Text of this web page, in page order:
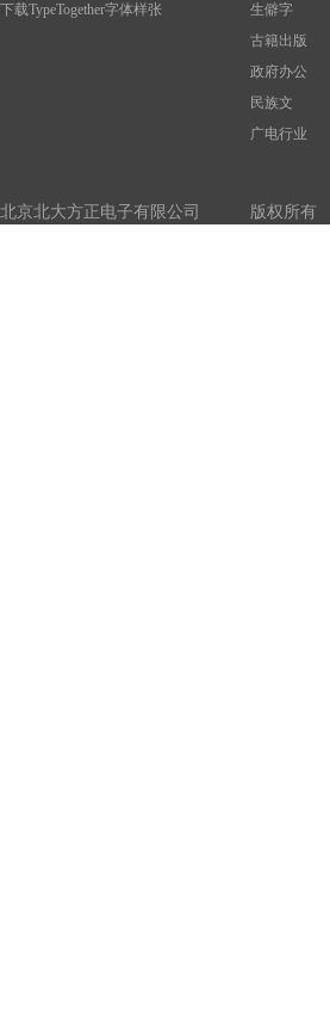
下载TypeTogether字体样张
生僻字
古籍出版
政府办公
民族文
广电行业
北京北大方正电子有限公司 版权